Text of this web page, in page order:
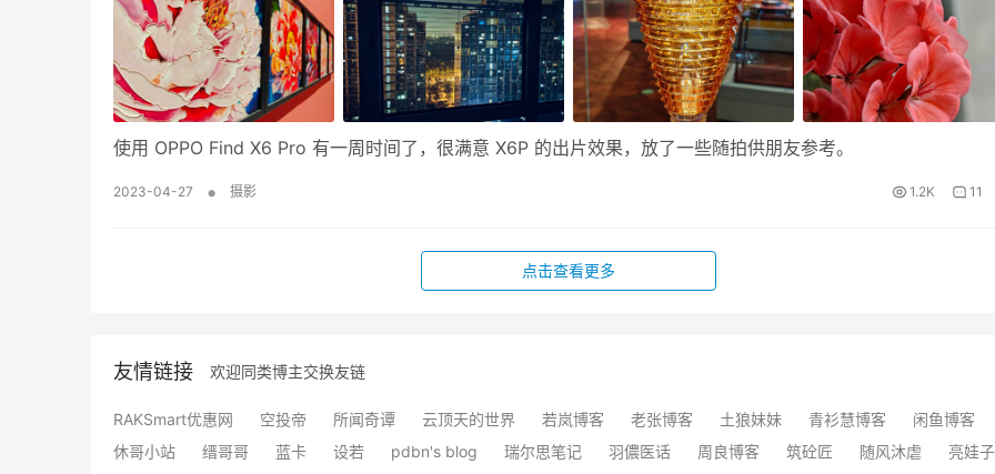
使用 OPPO Find X6 Pro 有一周时间了，很满意 X6P 的出片效果，放了一些随拍供朋友参考。
2023-04-27 • 摄影 1.2K 11
点击查看更多
友情链接 欢迎同类博主交换友链
RAKSmart优惠网 空投帝 所闻奇谭 云顶天的世界 若岚博客 老张博客 土狼妹妹 青衫慧博客 闲鱼博客
休哥小站
缙哥哥 蓝卡 设若 pdbn's blog 瑞尔思笔记 羽儂医话 周良博客 筑砼匠 随风沐虐 亮娃